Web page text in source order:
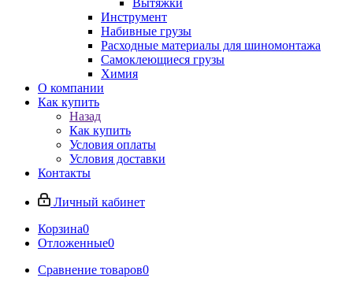
Вытяжки
Инструмент
Набивные грузы
Расходные материалы для шиномонтажа
Самоклеющиеся грузы
Химия
О компании
Как купить
Назад
Как купить
Условия оплаты
Условия доставки
Контакты
Личный кабинет
Корзина0
Отложенные0
Сравнение товаров0